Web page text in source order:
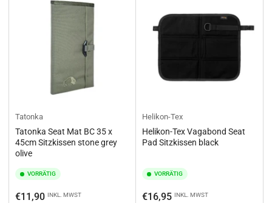
Tatonka
Tatonka Seat Mat BC 35 x
45cm Sitzkissen stone grey
olive
VORRÄTIG
Normaler
€11,90 INKL. MWST
Helikon-Tex
Helikon-Tex Vagabond Seat
Pad Sitzkissen black
VORRÄTIG
Normaler
€16,95 INKL. MWST